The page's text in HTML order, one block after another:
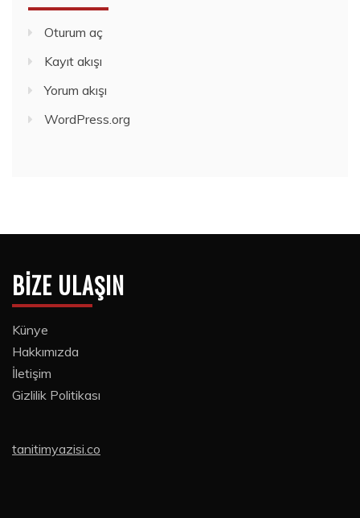
Oturum aç
Kayıt akışı
Yorum akışı
WordPress.org
BIZE ULAŞIN
Künye
Hakkımızda
İletişim
Gizlilik Politikası
tanitimyazisi.co